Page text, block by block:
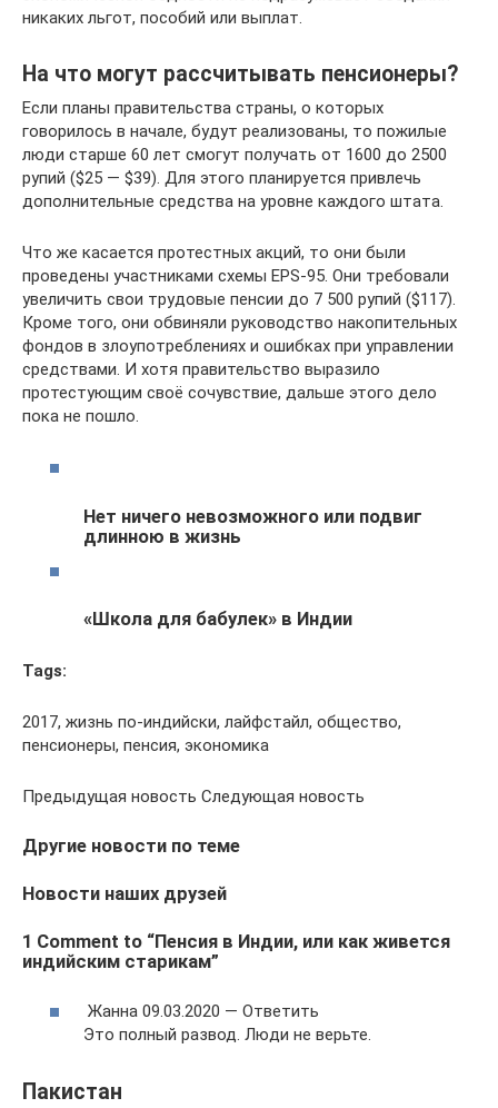
никаких льгот, пособий или выплат.
На что могут рассчитывать пенсионеры?
Если планы правительства страны, о которых
говорилось в начале, будут реализованы, то пожилые
люди старше 60 лет смогут получать от 1600 до 2500
рупий ($25 — $39). Для этого планируется привлечь
дополнительные средства на уровне каждого штата.
Что же касается протестных акций, то они были
проведены участниками схемы EPS-95. Они требовали
увеличить свои трудовые пенсии до 7 500 рупий ($117).
Кроме того, они обвиняли руководство накопительных
фондов в злоупотреблениях и ошибках при управлении
средствами. И хотя правительство выразило
протестующим своё сочувствие, дальше этого дело
пока не пошло.
Нет ничего невозможного или подвиг
длинною в жизнь
«Школа для бабулек» в Индии
Tags:
2017, жизнь по-индийски, лайфстайл, общество,
пенсионеры, пенсия, экономика
Предыдущая новость Следующая новость
Другие новости по теме
Новости наших друзей
1 Comment to “Пенсия в Индии, или как живется
индийским старикам”
Жанна 09.03.2020 — Ответить
Это полный развод. Люди не верьте.
Пакистан